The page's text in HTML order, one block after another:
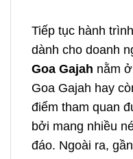
Tiếp tục hành trình
dành cho doanh
Goa Gajah nằm
Goa Gajah hay
điểm tham quan
bởi mang nhiều
đáo. Ngoài ra,